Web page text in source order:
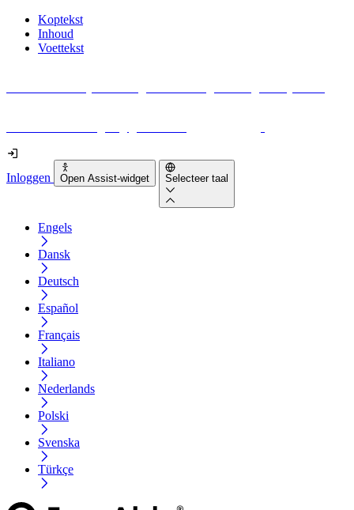
Koptekst
Inhoud
Voettekst
Inloggen Open Assist-widget Selecteer taal
Engels
Dansk
Deutsch
Español
Français
Italiano
Nederlands
Polski
Svenska
Türkçe